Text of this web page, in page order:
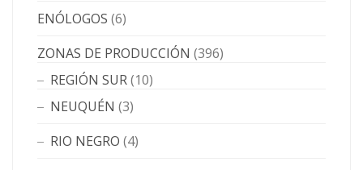
ENÓLOGOS (6)
ZONAS DE PRODUCCIÓN (396)
REGIÓN SUR(10)
NEUQUÉN (3)
RIO NEGRO (4)